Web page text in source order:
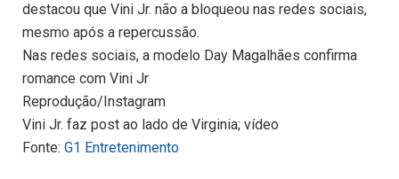
destacou que Vini Jr. não a bloqueou nas redes sociais,
mesmo após a repercussão.
Nas redes sociais, a modelo Day Magalhães confirma
romance com Vini Jr
Reprodução/Instagram
Vini Jr. faz post ao lado de Virginia; vídeo
Fonte: G1 Entretenimento